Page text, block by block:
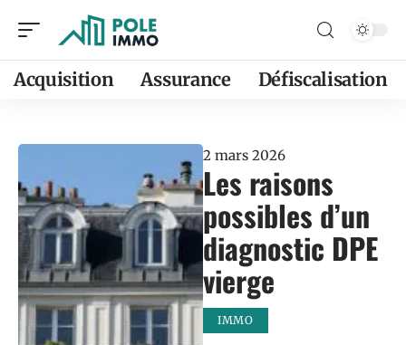
Acquisition Assurance Défiscalisation
2 mars 2026
Les raisons
possibles d’un
diagnostic DPE
vierge
IMMO